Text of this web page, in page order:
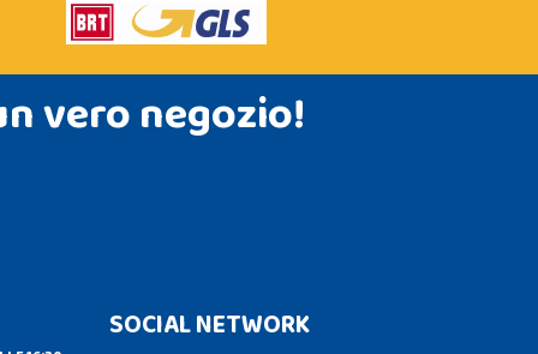
vero negozio!
SOCIAL NETWORK